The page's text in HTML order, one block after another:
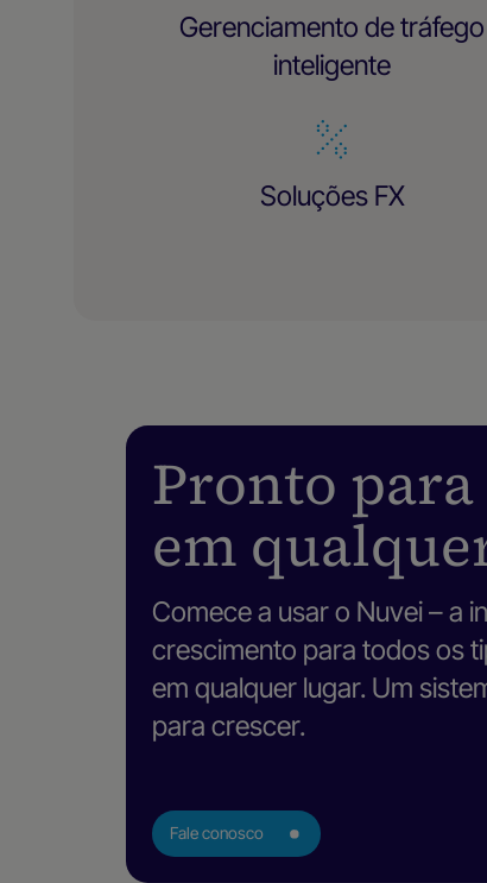
Gerenciamento de tráfego
inteligente
Soluções FX
Pronto
em
Comece a usar o Nuvei – a
crescimento para todos os
em qualquer lugar. Um
para crescer.
Fale conosco